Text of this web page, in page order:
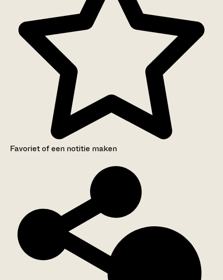
Favoriet of een notitie maken